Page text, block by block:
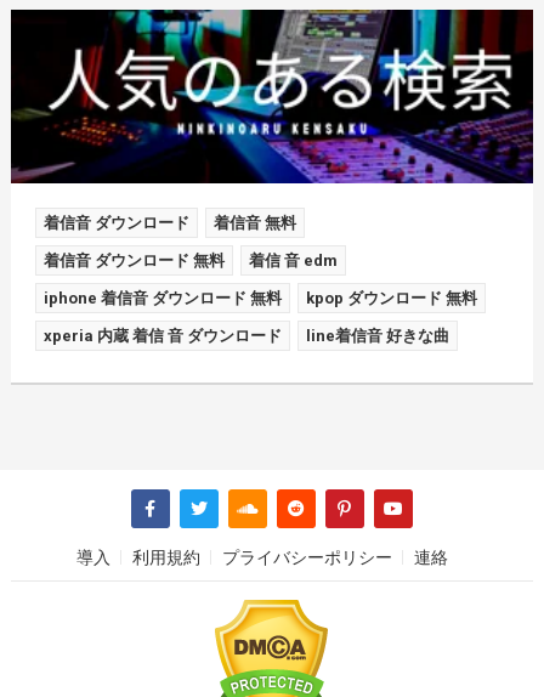
着信音 ダウンロード 着信音 無料
着信音 ダウンロード 無料 着信 音 edm
iphone 着信音 ダウンロード 無料 kpop ダウンロード 無料
xperia 内蔵 着信 音 ダウンロード line着信音 好きな曲
導入 利用規約 プライバシーポリシー 連絡